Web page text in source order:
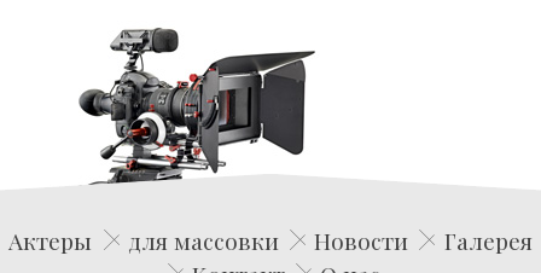
Edwin Film Agencja Aktorska
Актеры для массовки Новости
Галерея